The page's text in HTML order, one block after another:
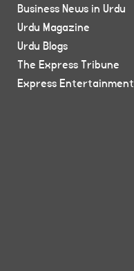
Business News in Urdu
Urdu Magazine
Urdu Blogs
The Express Tribune
Express Entertainment